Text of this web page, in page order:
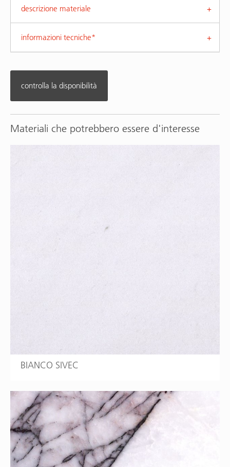
descrizione materiale
informazioni tecniche*
controlla la disponibilità
Materiali che potrebbero essere d'interesse
BIANCO SIVEC